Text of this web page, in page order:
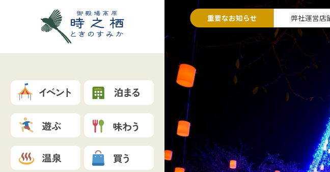
重要なお知らせ 弊社運営店